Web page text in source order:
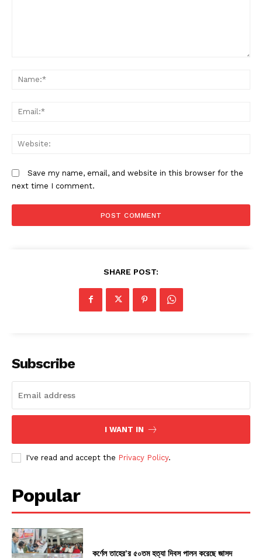
Save my name, email, and website in this browser for the
next time I comment.
SHARE POST:
Subscribe
I WANT IN
I've read and accept the Privacy Policy.
Popular
কর্ণেল তাহের’র ৫০তম হত্যা দিবস পালন করেছে জাসদ